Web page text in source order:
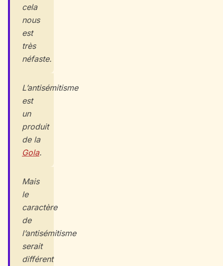
cela
nous
est
très
néfaste.
L’antisémitisme
est
un
produit
de la
Gola.
Mais
le
caractère
de
l’antisémitisme
serait
différent